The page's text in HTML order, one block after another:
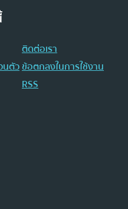
ติดต่อเรา
นตัวข้อตกลงในการใช้งาน
RSS